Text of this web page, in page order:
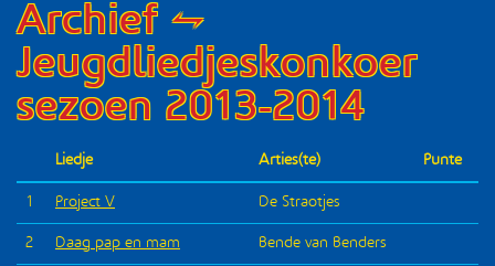
Archief ⥊
Jeugdliedjeskonkoer
sezoen 2013-2014
Liedje Arties(te) Punte
1 Project V De Straotjes
2 Daag pap en mam Bende van Benders